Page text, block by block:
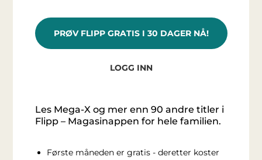
PRØV FLIPP GRATIS I 30 DAGER NÅ!
LOGG INN
Les Mega-X og mer enn 90 andre titler i
Flipp – Magasinappen for hele familien.
Første måneden er gratis - deretter koster